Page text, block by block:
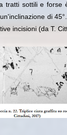
tratti sottili e forse
di
incisioni (da T.